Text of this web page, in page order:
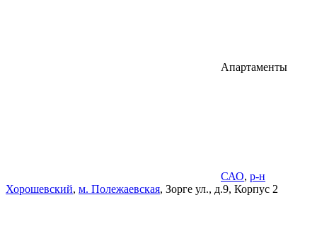
Апартаменты
САО, р-н
Хорошевский, м. Полежаевская, Зорге ул., д.9, Корпус 2